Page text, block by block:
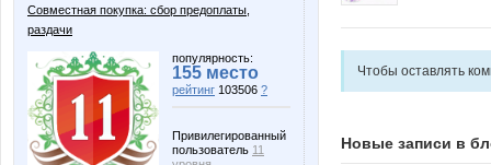
Совместная покупка: сбор предоплаты,
раздачи
популярность:
155 место
рейтинг 103506 ?
Привилегированный
пользователь 11
Чтобы оставлять
Новые записи в